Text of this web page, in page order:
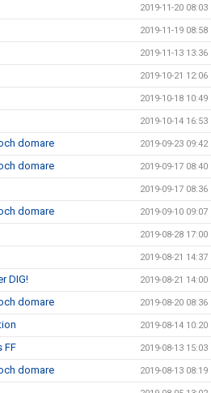
2019-11-20 08:03
2019-11-19 08:58
2019-11-13 13:36
2019-10-21 12:06
2019-10-18 10:49
2019-10-14 16:53
domare 2019-09-23 09:42
domare 2019-09-17 08:40
2019-09-17 08:36
domare 2019-09-10 09:07
2019-08-28 17:00
2019-08-21 14:37
DIG! 2019-08-21 14:00
domare 2019-08-20 08:36
2019-08-14 10:20
FF 2019-08-13 15:03
domare 2019-08-13 08:19